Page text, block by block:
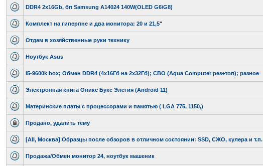
DDR4 2x16Gb, бп Samsung A14024 140W(OLED G6\G8)
Комплект на гиперпне и два монитора: 20 и 21,5"
Отдам в хозяйственные руки технику
Ноутбук Asus
i5-9600k box; Обмен DDR4 (4х16Гб на 2х32Гб); СВО (Aqua Computer рез+топ); разное
Электронная книга Оникс Букс Элегия (Android 11)
Материнские платы с процессорами и памятью ( LGA 775, 1150,)
Продано, удалить тему
[All, Москва] Образцы после обзоров в отличном состоянии: SSD, СЖО, кулера и т.п.
Продажа/Обмен монитор 24, ноутбук машеник